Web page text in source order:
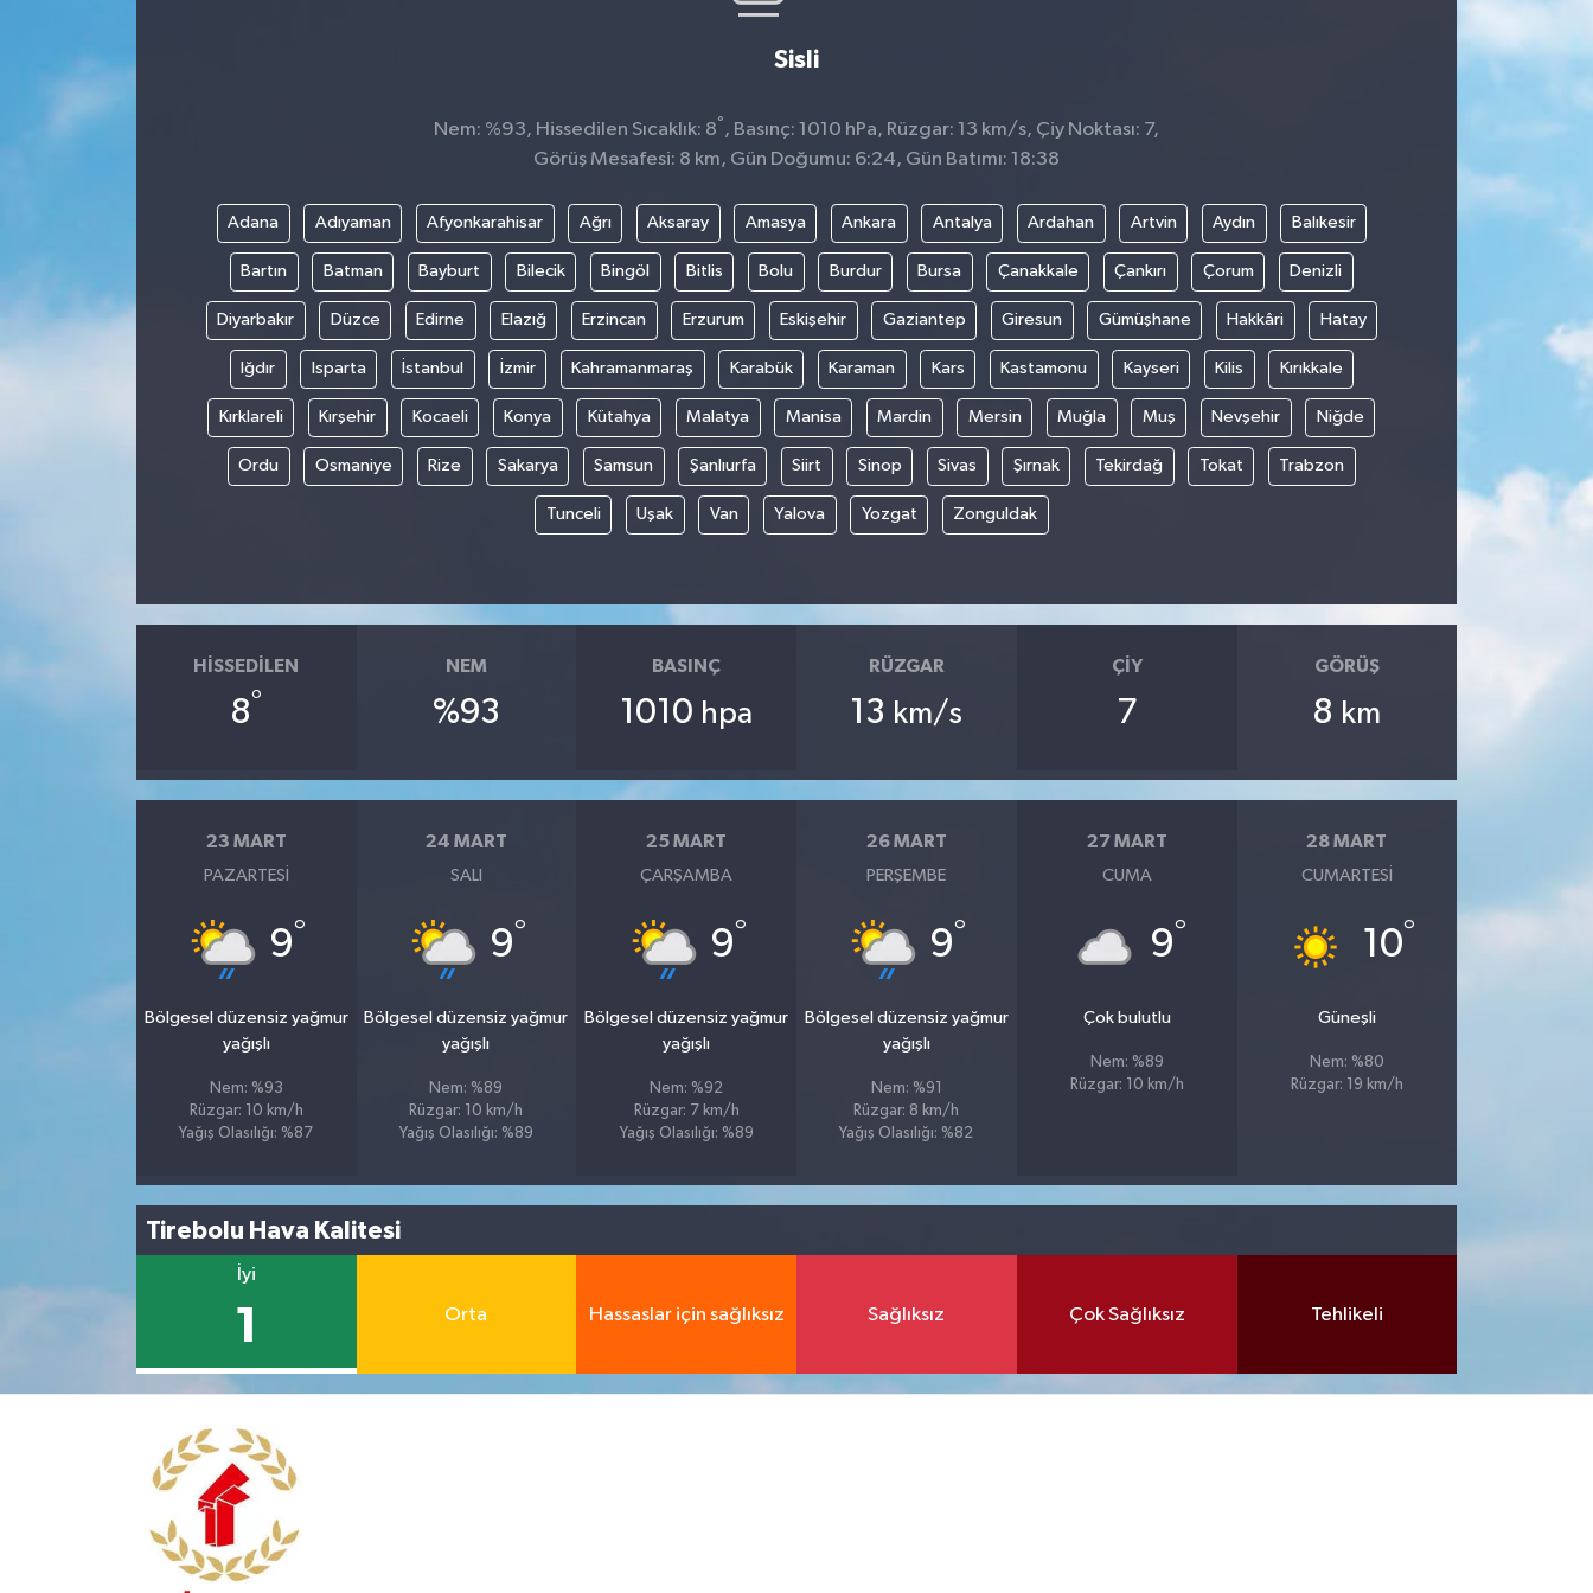
Sisli
Nem: %93, Hissedilen Sıcaklık: 8° , Basınç: 1010 hPa, Rüzgar: 13 km/s, Çiy Noktası: 7,
Görüş Mesafesi: 8 km, Gün Doğumu: 6:24, Gün Batımı: 18:38
Adana Adıyaman Afyonkarahisar Ağrı Aksaray Amasya Ankara Antalya Ardahan Artvin Aydın Balıkesir
Bartın Batman Bayburt Bilecik Bingöl Bitlis Bolu Burdur Bursa Çanakkale Çankırı Çorum Denizli
Diyarbakır Düzce Edirne Elazığ Erzincan Erzurum Eskişehir Gaziantep Giresun Gümüşhane Hakkâri Hatay
Iğdır Isparta İstanbul İzmir Kahramanmaraş Karabük Karaman Kars Kastamonu Kayseri Kilis Kırıkkale
Kırklareli Kırşehir Kocaeli Konya Kütahya Malatya Manisa Mardin Mersin Muğla Muş Nevşehir Niğde
Ordu Osmaniye Rize Sakarya Samsun Şanlıurfa Siirt Sinop Sivas Şırnak Tekirdağ Tokat Trabzon
Tunceli Uşak Van Yalova Yozgat Zonguldak
HISSEDILEN
8°
NEM
%93
BASINÇ
1010 hpa
RÜZGAR
13 km/s
ÇIY
7
GÖRÜŞ
8 km
23 MART
PAZARTESI
9°
Bölgesel düzensiz yağmur
yağışlı
Nem: %93
Rüzgar: 10 km/h
Yağış Olasılığı: %87
24 MART
SALI
9°
Bölgesel düzensiz yağmur
yağışlı
Nem: %89
Rüzgar: 10 km/h
Yağış Olasılığı: %89
25 MART
ÇARŞAMBA
9°
Bölgesel düzensiz yağmur
yağışlı
Nem: %92
Rüzgar: 7 km/h
Yağış Olasılığı: %89
26 MART
PERŞEMBE
9°
Bölgesel düzensiz yağmur
yağışlı
Nem: %91
Rüzgar: 8 km/h
Yağış Olasılığı: %82
27 MART
CUMA
9°
Çok bulutlu
Nem: %89
Rüzgar: 10 km/h
28 MART
CUMARTESI
10°
Güneşli
Nem: %80
Rüzgar: 19 km/h
Tirebolu Hava Kalitesi
İyi
1 Orta Hassaslar için sağlıksız Sağlıksız Çok Sağlıksız Tehlikeli
PROJELER İNGİLİZCE
YEREL MEDYA RAPORU